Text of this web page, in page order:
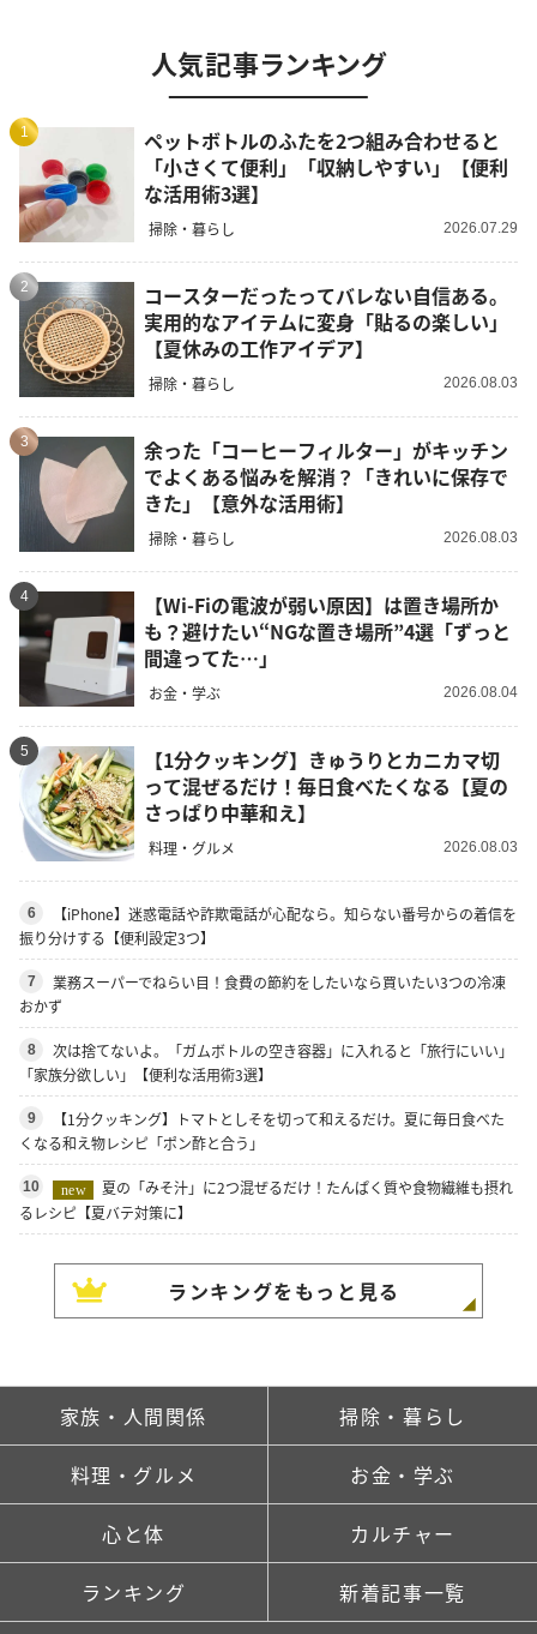
人気記事ランキング
1
ペットボトルのふたを2つ組み合わせると
「小さくて便利」「収納しやすい」【便利
な活用術3選】
掃除・暮らし 2026.07.29
2
コースターだったってバレない自信ある。
実用的なアイテムに変身「貼るの楽しい」
【夏休みの工作アイデア】
掃除・暮らし 2026.08.03
3
余った「コーヒーフィルター」がキッチン
でよくある悩みを解消？「きれいに保存で
きた」【意外な活用術】
掃除・暮らし 2026.08.03
4
【Wi-Fiの電波が弱い原因】は置き場所か
も？避けたい“NGな置き場所”4選「ずっと
間違ってた…」
お金・学ぶ 2026.08.04
5
【1分クッキング】きゅうりとカニカマ切
って混ぜるだけ！毎日食べたくなる【夏の
さっぱり中華和え】
料理・グルメ 2026.08.03
6
【iPhone】迷惑電話や詐欺電話が心配なら。知らない番号からの着信を
振り分けする【便利設定3つ】
7
業務スーパーでねらい目！食費の節約をしたいなら買いたい3つの冷凍
おかず
8
次は捨てないよ。「ガムボトルの空き容器」に入れると「旅行にいい」
「家族分欲しい」【便利な活用術3選】
9
【1分クッキング】トマトとしそを切って和えるだけ。夏に毎日食べた
くなる和え物レシピ「ポン酢と合う」
10 new
夏の「みそ汁」に2つ混ぜるだけ！たんぱく質や食物繊維も摂れ
るレシピ【夏バテ対策に】
ランキングをもっと見る
家族・人間関係 掃除・暮らし
料理・グルメ お金・学ぶ
心と体 カルチャー
ランキング 新着記事一覧